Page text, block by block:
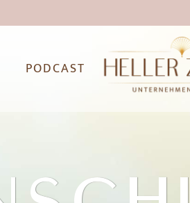
PODCAST